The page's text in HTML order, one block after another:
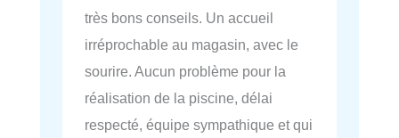
très bons conseils. Un accueil
irréprochable au magasin, avec le
sourire. Aucun problème pour la
réalisation de la piscine, délai
respecté, équipe sympathique et qui